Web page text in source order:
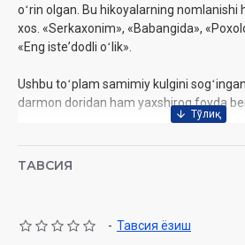
oʻrin olgan. Bu hikoyalarning nomlanishi
xos. «Serkaxonim», «Babangida»,
«Eng isteʼdodli oʻlik».
Ushbu toʻplam samimiy kulgini
darmon doridan ham yaxshiroq foyda
Sana:2024-yil
ISBN: 978-9910-9775-2-7
ТАВСИЯ
- Тавсия ёзиш